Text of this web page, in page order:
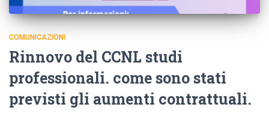
COMUNICAZIONI
Rinnovo del CCNL studi
professionali. come sono stati
previsti gli aumenti contrattuali.